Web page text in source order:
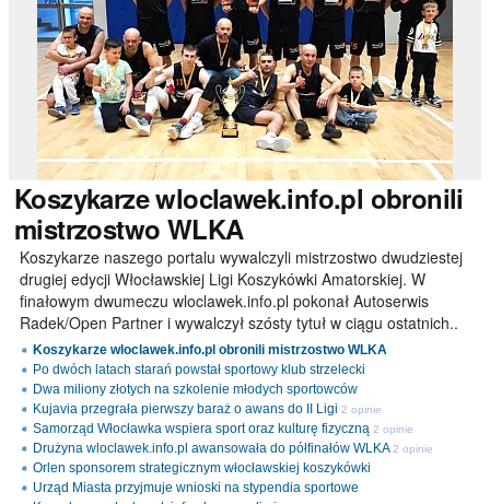
Koszykarzewloclawek.info.pl obronili
mistrzostwo WLKA
Koszykarze naszego portalu wywalczyli mistrzostwo dwudziestej
drugiej edycji Włocławskiej Ligi Koszykówki Amatorskiej. W
finałowym dwumeczu wloclawek.info.pl pokonał Autoserwis
Radek/Open Partner i wywalczył szósty tytuł w ciągu ostatnich..
Koszykarze wloclawek.info.pl obronili mistrzostwo WLKA
Po dwóch latach starań powstał sportowy klub strzelecki
Dwa miliony złotych na szkolenie młodych sportowców
Kujavia przegrała pierwszy baraż o awans do II Ligi 2 opinie
Samorząd Włocławka wspiera sport oraz kulturę fizyczną 2 opinie
Drużyna wloclawek.info.pl awansowała do półfinałów WLKA 2 opinie
Orlen sponsorem strategicznym włocławskiej koszykówki
Urząd Miasta przyjmuje wnioski na stypendia sportowe